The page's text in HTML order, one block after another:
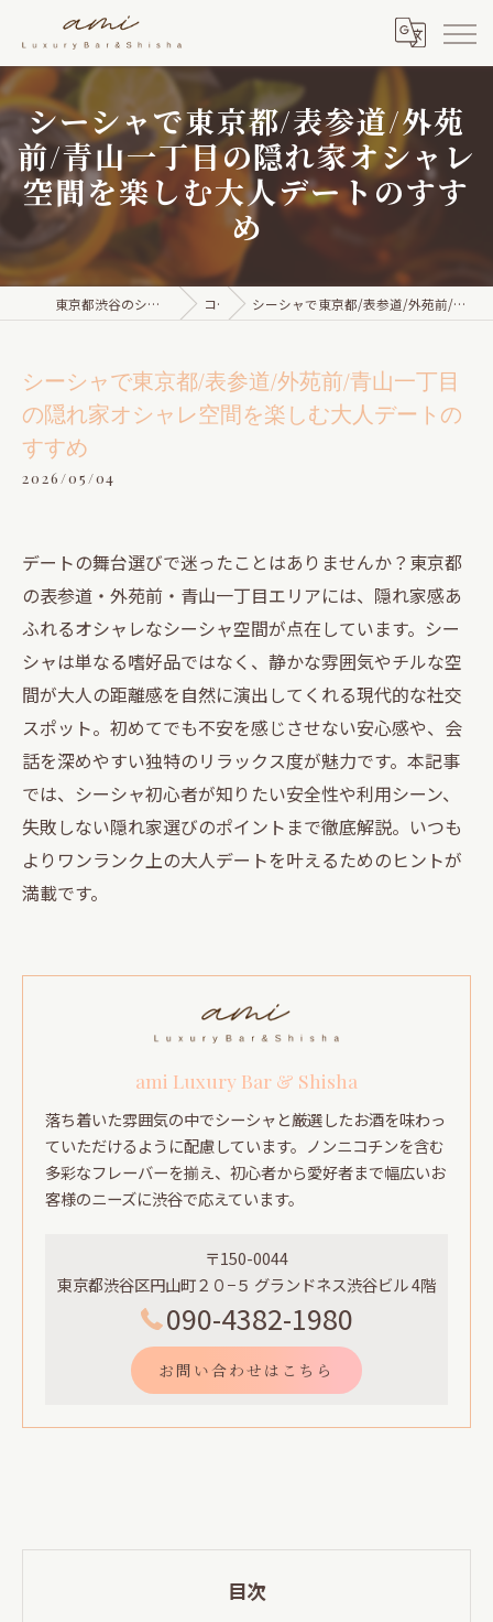
シーシャで東京都/表参道/外苑
前/青山一丁目の隠れ家オシャレ
空間を楽しむ大人デートのすす
め
東京都渋谷のシーシャならami Luxury Bar & Shisha コラム シーシャで東京都/表参道/外苑前/青山一丁目の隠れ家オシャレ空間を楽しむ大人デートのすすめ
シーシャで東京都/表参道/外苑前/青山一丁目
の隠れ家オシャレ空間を楽しむ大人デートの
すすめ
2026/05/04
デートの舞台選びで迷ったことはありませんか？東京都
の表参道・外苑前・青山一丁目エリアには、隠れ家感あ
ふれるオシャレなシーシャ空間が点在しています。シー
シャは単なる嗜好品ではなく、静かな雰囲気やチルな空
間が大人の距離感を自然に演出してくれる現代的な社交
スポット。初めてでも不安を感じさせない安心感や、会
話を深めやすい独特のリラックス度が魅力です。本記事
では、シーシャ初心者が知りたい安全性や利用シーン、
失敗しない隠れ家選びのポイントまで徹底解説。いつも
よりワンランク上の大人デートを叶えるためのヒントが
満載です。
ami Luxury Bar & Shisha
落ち着いた雰囲気の中でシーシャと厳選したお酒を味わっ
ていただけるように配慮しています。ノンニコチンを含む
多彩なフレーバーを揃え、初心者から愛好者まで幅広いお
客様のニーズに渋谷で応えています。
〒150-0044
東京都渋谷区円山町２０−５ グランドネス渋谷ビル 4階
090-4382-1980
お問い合わせはこちら
目次